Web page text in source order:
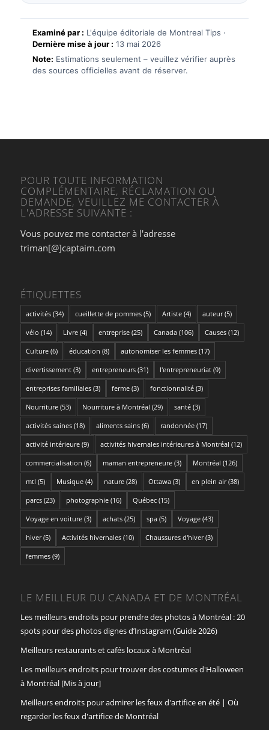
Examiné par : L'équipe éditoriale de Montreal Tips ·
Dernière mise à jour : 13 mai 2026
Note: Estimations seulement – veuillez vérifier auprès
des sources officielles avant de réserver.
POUR TOUTE INFORMATION
COMPLÉMENTAIRE, RÉCLAMATION OU
DEMANDE, VEUILLEZ ME CONTACTER À
L'ADRESSE SUIVANTE :
Vous pouvez me contacter à l'adresse
triman[@]captaim.com
ÉTIQUETTES
activités(34) cueillette de pommes(5) Artiste(4) auteur(5)
vélo (14) Livre(4) entreprise(25) Canada(106) Causes(12)
Culture(6) éducation (8) autonomiser les femmes(17)
divertissement(3) entrepreneurs(31) l'entrepreneuriat(9)
entreprises familiales(3) ferme(3) fonctionnalité(3)
Nourriture(53) Nourriture à Montréal (29) santé(3)
activités saines(18) aliments sains(6) randonnée(17)
activité intérieure(9) activités hivernales intérieures à Montréal (12)
commercialisation (6) maman entrepreneure(3) Montréal (126)
mtl (5) Musique(4) nature(28) Ottawa(3) en plein air(38)
parcs(23) photographie(16) Québec(15)
Voyage en voiture(3) achats(25) spa(5) Voyage(43)
hiver(5) Activités hivernales(10) Chaussures d'hiver(3)
femmes(9)
LE MEILLEUR DU CANADA ET DE MONTRÉAL
Les meilleurs endroits pour prendre des photos à Montréal : 20
spots pour des photos dignes d’Instagram (Guide 2026)
Meilleurs restaurants et cafés locaux à Montréal
Les meilleurs endroits pour trouver des costumes d'Halloween
à Montréal [Mis à jour]
Meilleurs endroits pour admirer les feux d'artifice en été | Où
regarder les feux d'artifice de Montréal